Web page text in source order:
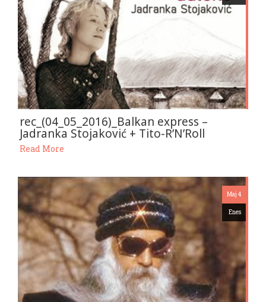
rec_(04_05_2016)_Balkan express –
Jadranka Stojaković + Tito-R’N’Roll
Read More
Maj 4
Enes